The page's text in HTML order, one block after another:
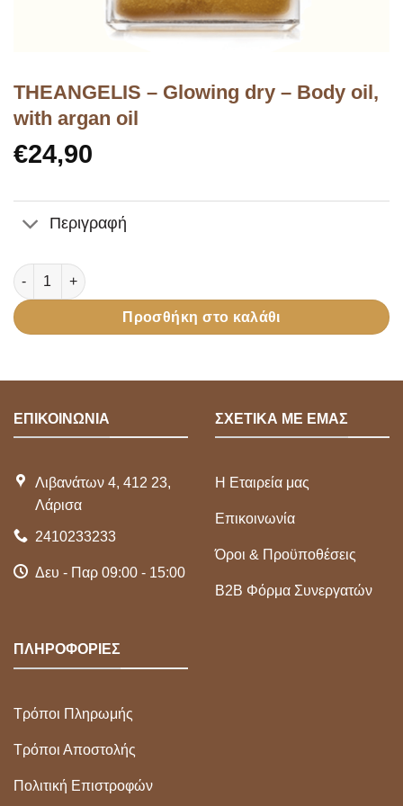
ΤHEANGELIS – Glowing dry – Body oil,
with argan oil
€24,90
Περιγραφή
ΤHEANGELIS - Glowing dry - Body oil, with argan oil ποσότητα
Προσθήκη στο καλάθι
ΕΠΙΚΟΙΝΩΝΙΑ
Λιβανάτων 4, 412 23,
Λάρισα
2410233233
Δευ - Παρ 09:00 - 15:00
ΣΧΕΤΙΚΑ ΜΕ ΕΜΑΣ
Η Εταιρεία μας
Επικοινωνία
Όροι & Προϋποθέσεις
Β2Β Φόρμα Συνεργατών
ΠΛΗΡΟΦΟΡΙΕΣ
Τρόποι Πληρωμής
Τρόποι Αποστολής
Πολιτική Επιστροφών